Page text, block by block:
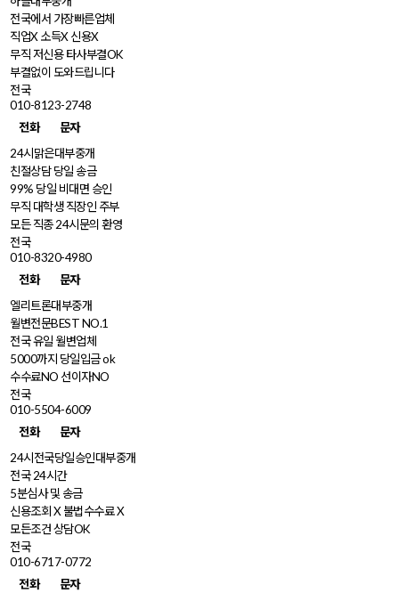
전국에서 가장빠른업체
직업X 소득X 신용X
무직 저신용 타사부결OK
부결없이 도와드립니다
전국
010-8123-2748
전화
문자
24시맑은대부중개
친절상담 당일 송금
99% 당일 비대면 승인
무직 대학생 직장인 주부
모든 직종 24시문의 환영
전국
010-8320-4980
전화
문자
엘리트론대부중개
월변전문BEST NO.1
전국 유일 월변업체
5000까지 당일입금 ok
수수료NO 선이자NO
전국
010-5504-6009
전화
문자
24시전국당일승인대부중개
전국 24시간
5분심사 및 송금
신용조회 X 불법수수료 X
모든조건 상담OK
전국
010-6717-0772
전화
문자